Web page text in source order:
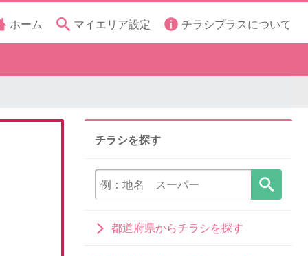
ホーム マイエリア設定 チラシプラスについて
チラシを探す
都道府県からチラシを探す